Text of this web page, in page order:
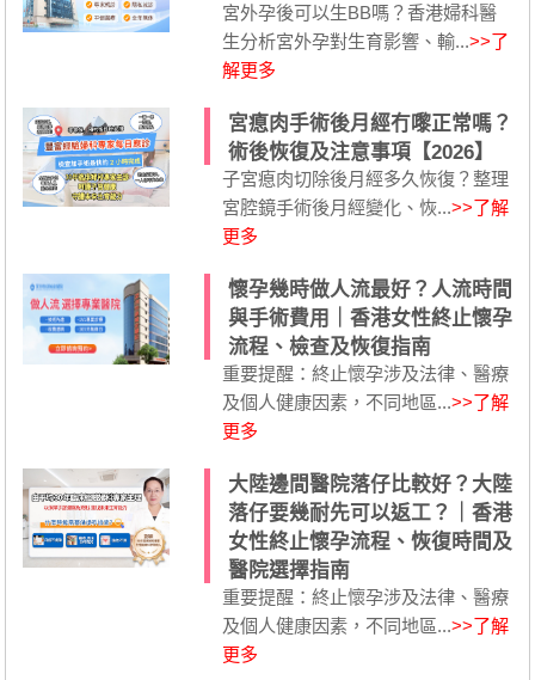
宮外孕後可以生BB嗎？香港婦科醫
生分析宮外孕對生育影響、輸...>>了
解更多
宮瘜肉手術後月經冇嚟正常嗎？
術後恢復及注意事項【2026】
子宮瘜肉切除後月經多久恢復？整理
宮腔鏡手術後月經變化、恢...>>了解
更多
懷孕幾時做人流最好？人流時間
與手術費用｜香港女性終止懷孕
流程、檢查及恢復指南
重要提醒：終止懷孕涉及法律、醫療
及個人健康因素，不同地區...>>了解
更多
大陸邊間醫院落仔比較好？大陸
落仔要幾耐先可以返工？｜香港
女性終止懷孕流程、恢復時間及
醫院選擇指南
重要提醒：終止懷孕涉及法律、醫療
及個人健康因素，不同地區...>>了解
更多